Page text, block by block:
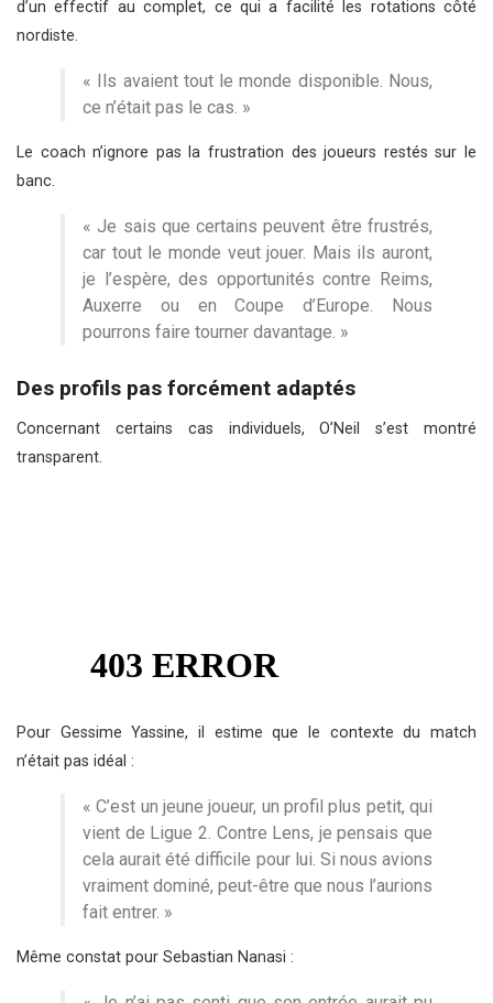
d’un effectif au complet, ce qui a facilité les rotations côté
nordiste.
« Ils avaient tout le monde disponible. Nous,
ce n’était pas le cas. »
Le coach n’ignore pas la frustration des joueurs restés sur le
banc.
« Je sais que certains peuvent être frustrés,
car tout le monde veut jouer. Mais ils auront,
je l’espère, des opportunités contre Reims,
Auxerre ou en Coupe d’Europe. Nous
pourrons faire tourner davantage. »
Des profils pas forcément adaptés
Concernant certains cas individuels, O’Neil s’est montré
transparent.
Pour Gessime Yassine, il estime que le contexte du match
n’était pas idéal :
« C’est un jeune joueur, un profil plus petit, qui
vient de Ligue 2. Contre Lens, je pensais que
cela aurait été difficile pour lui. Si nous avions
vraiment dominé, peut-être que nous l’aurions
fait entrer. »
Même constat pour Sebastian Nanasi :